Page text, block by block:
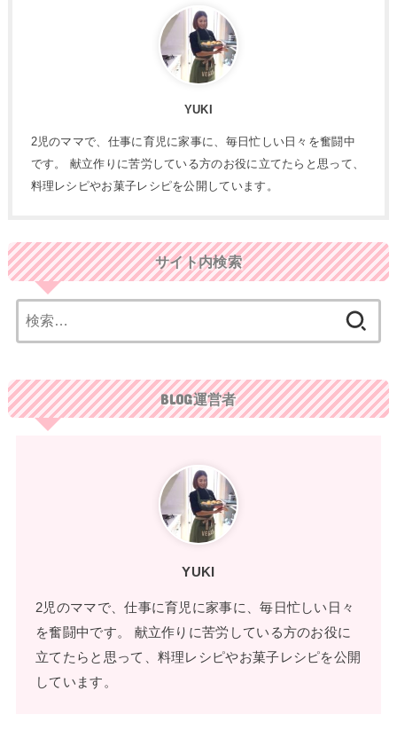
YUKI
2児のママで、仕事に育児に家事に、毎日忙しい日々を奮闘中
です。 献立作りに苦労している方のお役に立てたらと思って、
料理レシピやお菓子レシピを公開しています。
サイト内検索
索:
BLOG運営者
YUKI
2児のママで、仕事に育児に家事に、毎日忙しい日々
を奮闘中です。 献立作りに苦労している方のお役に
立てたらと思って、料理レシピやお菓子レシピを公開
しています。